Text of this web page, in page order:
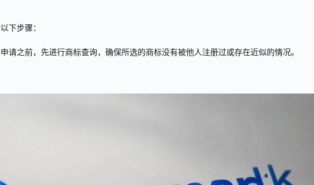
下步骤：
请之前，先进行商标查询，确保所选的商标没有被他人注册过或存在近似的情况。